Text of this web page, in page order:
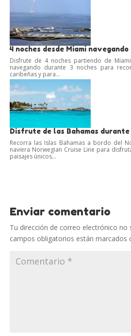
4 noches desde Miami
Disfrute de 4 noches partiendo de
navegando durante 3 noches para
caribeñas y para...
Disfrute de las Bahamas durante
Recorra las Islas Bahamas a bordo del
naviera Norwegian Cruise Line para
paisajes únicos...
Enviar comentario
Tu dirección de correo electrónico no
campos obligatorios están marcados